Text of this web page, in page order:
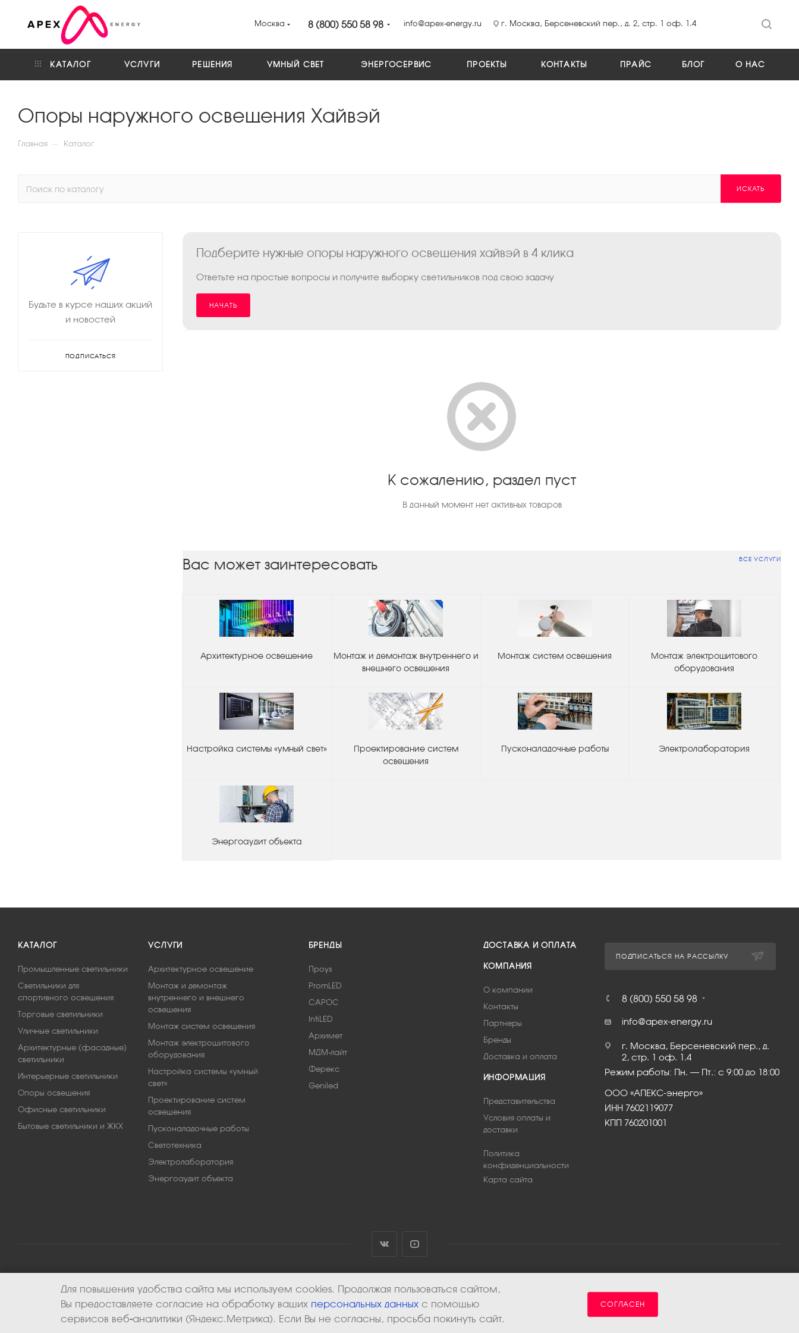
Москва 8 (800) 550 58 98 info@apex-energy.ru г. Москва, Берсеневский пер., д. 2, стр. 1 оф. 1.4
КАТАЛОГ УСЛУГИ РЕШЕНИЯ УМНЫЙ СВЕТ ЭНЕРГОСЕРВИС ПРОЕКТЫ КОНТАКТЫ ПРАЙС БЛОГ О НАС
Опоры наружного освещения Хайвэй
Главная — Каталог
ИСКАТЬ
Подберите нужные опоры наружного освещения хайвэй в 4 клика
Ответьте на простые вопросы и получите выборку светильников под свою задачу
НАЧАТЬ
К сожалению, раздел пуст
В данный момент нет активных товаров
Вас может заинтересовать ВСЕ УСЛУГИ
Архитектурное освещение
Монтаж и демонтаж внутреннего и
внешнего освещения
Монтаж систем освещения
Монтаж электрощитового
оборудования
Настройка системы «умный свет»
Проектирование систем
освещения
Пусконаладочные работы Электролаборатория
Энергоаудит объекта
Будьте в курсе наших акций
и новостей
ПОДПИСАТЬСЯ
КАТАЛОГ
Промышленные светильники
Светильники для
спортивного освещения
Торговые светильники
Уличные светильники
Архитектурные (фасадные)
светильники
Интерьерные светильники
Опоры освещения
Офисные светильники
Бытовые светильники и ЖКХ
УСЛУГИ
Архитектурное освещение
Монтаж и демонтаж
внутреннего и внешнего
освещения
Монтаж систем освещения
Монтаж электрощитового
оборудования
Настройка системы «умный
свет»
Проектирование систем
освещения
Пусконаладочные работы
Светотехника
Электролаборатория
Энергоаудит объекта
БРЕНДЫ
Проуз
PromLED
САРОС
IntiLED
Архимет
МДМ-лайт
Ферекс
Geniled
ДОСТАВКА И ОПЛАТА
КОМПАНИЯ
О компании
Контакты
Партнеры
Бренды
Доставка и оплата
ИНФОРМАЦИЯ
Представительства
Условия оплаты и
доставки
Политика
конфиденциальности
Карта сайта
ПОДПИСАТЬСЯ НА РАССЫЛКУ
8 (800) 550 58 98
info@apex-energy.ru
г. Москва, Берсеневский пер., д.
2, стр. 1 оф. 1.4
Режим работы: Пн. – Пт.: с 9:00 до 18:00
ООО «АПЕКС-энерго»
ИНН 7602119077
КПП 760201001
2026 © ООО «Апекс-энерго». Все права защищены.
Для повышения удобства сайта мы используем cookies. Продолжая пользоваться сайтом,
Вы предоставляете согласие на обработку ваших персональных данных с помощью
сервисов веб-аналитики (Яндекс.Метрика). Если Вы не согласны, просьба покинуть сайт.
СОГЛАСЕН